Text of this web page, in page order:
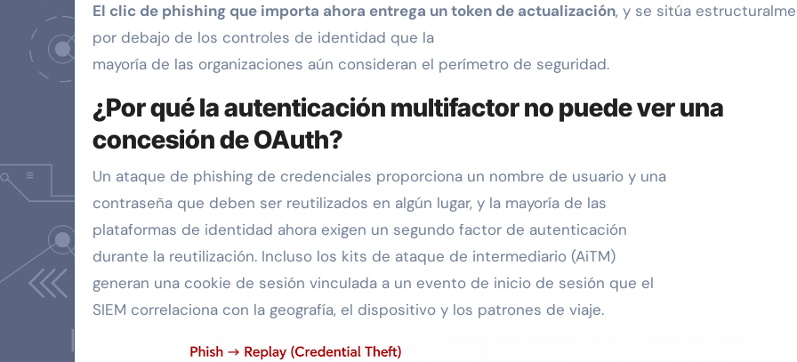
El clic de phishing que importa ahora entrega un token de actualización, y se sitúa
por debajo de los controles de identidad que la
mayoría de las organizaciones aún consideran el perímetro de seguridad.
¿Por qué la autenticación multifactor no puede ver una
concesión de OAuth?
Un ataque de phishing de credenciales proporciona un nombre de usuario y una
contraseña que deben ser reutilizados en algún lugar, y la mayoría de las
plataformas de identidad ahora exigen un segundo factor de autenticación
durante la reutilización. Incluso los kits de ataque de intermediario (AiTM)
generan una cookie de sesión vinculada a un evento de inicio de sesión que el
SIEM correlaciona con la geografía, el dispositivo y los patrones de viaje.